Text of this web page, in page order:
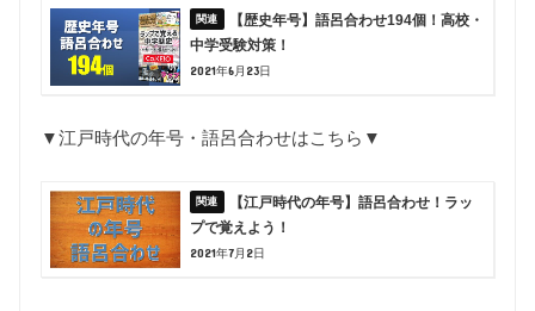
【歴史年号】語呂合わせ194個！高校・
中学受験対策！
2021年6月23日
▼江戸時代の年号・語呂合わせはこちら▼
【江戸時代の年号】語呂合わせ！ラッ
プで覚えよう！
2021年7月2日